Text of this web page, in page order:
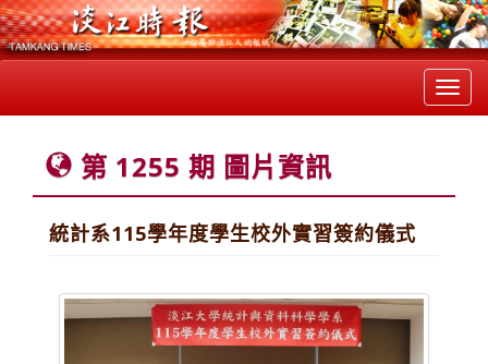
第 1255 期 圖片資訊
統計系115學年度學生校外實習簽約儀式